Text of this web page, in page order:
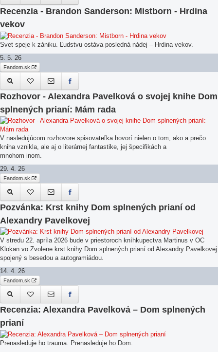
Recenzia - Brandon Sanderson: Mistborn - Hrdina
vekov
Svet speje k zániku. Ľudstvu ostáva posledná nádej – Hrdina vekov.
5. 5. 26
Fandom.sk
Rozhovor - Alexandra Pavelková o svojej knihe Dom
splnených prianí: Mám rada
V nasledujúcom rozhovore spisovateľka hovorí nielen o tom, ako a prečo
kniha vznikla, ale aj o literárnej fantastike, jej špecifikách a
mnohom inom.
29. 4. 26
Fandom.sk
Pozvánka: Krst knihy Dom splnených prianí od
Alexandry Pavelkovej
V stredu 22. apríla 2026 bude v priestoroch kníhkupectva Martinus v OC
Klokan vo Zvolene krst knihy Dom splnených prianí od Alexandry Pavelkovej
spojený s besedou a autogramiádou.
14. 4. 26
Fandom.sk
Recenzia: Alexandra Pavelková – Dom splnených
prianí
Prenasleduje ho trauma. Prenasleduje ho Dom.